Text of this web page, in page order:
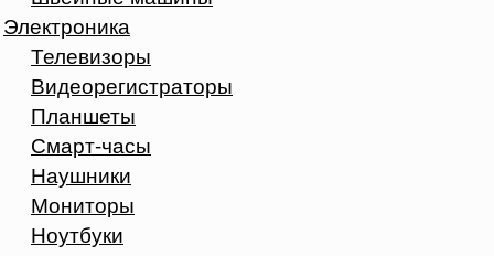
Электроника
Телевизоры
Видеорегистраторы
Планшеты
Смарт-часы
Наушники
Мониторы
Ноутбуки